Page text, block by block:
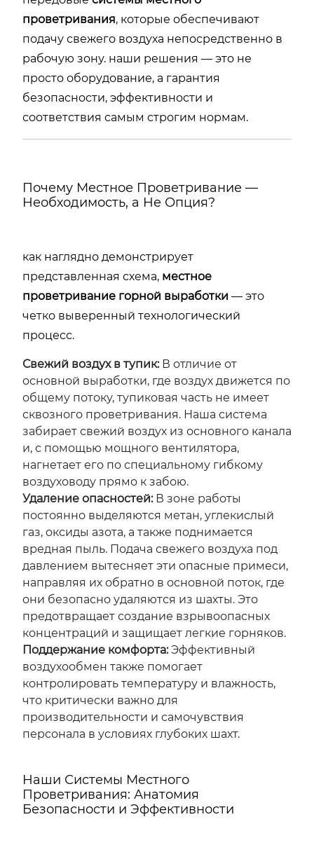
проветривания, которые обеспечивают
подачу свежего воздуха непосредственно в
рабочую зону. наши решения — это не
просто оборудование, а гарантия
безопасности, эффективности и
соответствия самым строгим нормам.
Почему Местное Проветривание —
Необходимость, а Не Опция?
как наглядно демонстрирует
представленная схема, местное
проветривание горной выработки — это
четко выверенный технологический
процесс.
Свежий воздух в тупик:В отличие от
основной выработки, где воздух движется по
общему потоку, тупиковая часть не имеет
сквозного проветривания. Наша система
забирает свежий воздух из основного канала
и, с помощью мощного вентилятора,
нагнетает его по специальному гибкому
воздуховоду прямо к забою.
Удаление опасностей:В зоне работы
постоянно выделяются метан, углекислый
газ, оксиды азота, а также поднимается
вредная пыль. Подача свежего воздуха под
давлением вытесняет эти опасные примеси,
направляя их обратно в основной поток, где
они безопасно удаляются из шахты. Это
предотвращает создание взрывоопасных
концентраций и защищает легкие горняков.
Поддержание комфорта:Эффективный
воздухообмен также помогает
контролировать температуру и влажность,
что критически важно для
производительности и самочувствия
персонала в условиях глубоких шахт.
Наши Системы Местного
Проветривания: Анатомия
Безопасности и Эффективности